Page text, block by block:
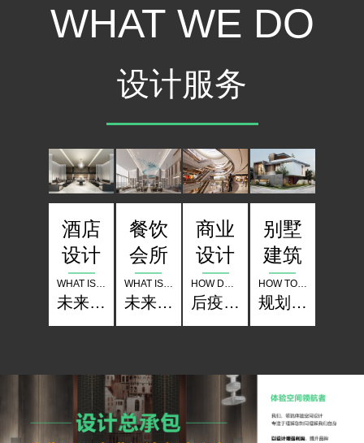
WHAT WE DO
设计服务
酒店
设计
WHAT IS THE COMPETITION OF HOTELS IN THE FUTURE
未来酒店的竞争是什么？
餐饮
会所
WHAT IS THE COMPETITION OF RESTAURANT THE FUTURE
未来餐厅的竞争是什么？
商业
设计
HOW DO BUSINESSES OPERATE IN THE POST EPIDEMIC PERIOD
后疫情时期商业怎样经营？
别墅
建筑
HOW TO SET UP A CLASSIC IN PLANNING LANDSCAPE ARCHITECTURE
规划 景观 建筑如何树立经典？